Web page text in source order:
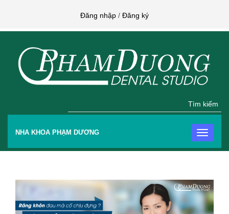
Đăng nhập / Đăng ký
Tìm kiếm
NHA KHOA PHẠM DƯƠNG